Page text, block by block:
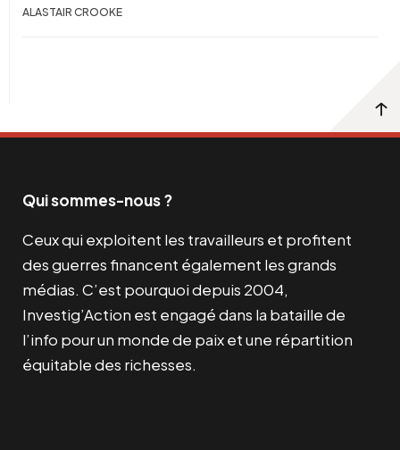
ALASTAIR CROOKE
Qui sommes-nous ?
Ceux qui exploitent les travailleurs et profitent
des guerres financent également les grands
médias. C’est pourquoi depuis 2004,
Investig’Action est engagé dans la bataille de
l’info pour un monde de paix et une répartition
équitable des richesses.